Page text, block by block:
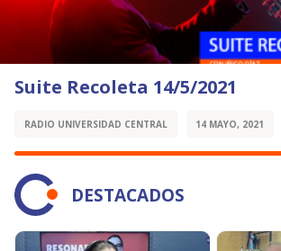
Suite Recoleta 14/5/2021
RADIO UNIVERSIDAD CENTRAL 14 MAYO, 2021
DESTACADOS